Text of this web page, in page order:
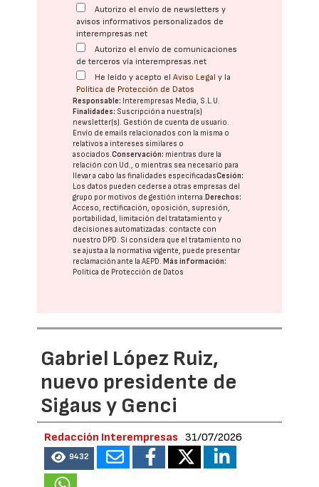
Autorizo el envío de newsletters y
avisos informativos personalizados de
interempresas.net
Autorizo el envío de comunicaciones
de terceros vía interempresas.net
He leído y acepto elAviso Legal y la
Política de Protección de Datos
Responsable: Interempresas Media, S.L.U.
Finalidades: Suscripción a nuestra(s)
newsletter(s). Gestión de cuenta de usuario.
Envío de emails relacionados con la misma o
relativos a intereses similares o
asociados.Conservación: mientras dure la
relación con Ud., o mientras sea necesario para
llevar a cabo las finalidades especificadasCesión:
Los datos pueden cederse a otras empresas del
grupo por motivos de gestión interna. Derechos:
Acceso, rectificación, oposición, supresión,
portabilidad, limitación del tratatamiento y
decisiones automatizadas: contacte con
nuestro DPD. Si considera que el tratamiento no
se ajusta a la normativa vigente, puede presentar
reclamación ante laAEPD. Más información:
Política de Protección de Datos
Gabriel López Ruiz,
nuevo presidente de
Sigaus y Genci
Redacción Interempresas 31/07/2026
9432